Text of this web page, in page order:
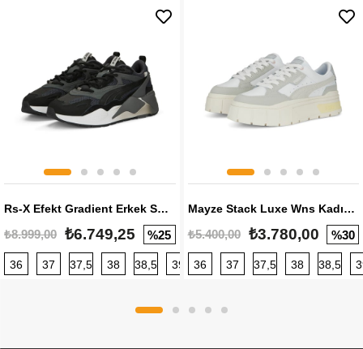
Rs-X Efekt Gradient Erkek Sneaker
₺8.999,00 ₺6.749,25 %25
36 37 37,5 38 38,5 39 40 40,5 41 42 42,5
Mayze Stack Luxe Wns Kadın Sneaker
₺5.400,00 ₺3.780,00 %30
36 37 37,5 38 38,5